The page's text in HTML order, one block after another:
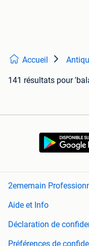
Accueil
141 résultats pour
2ememain
Aide et Info
Déclaration de
Préférences de